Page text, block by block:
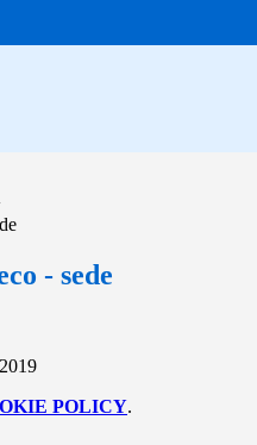
- sede
POLICY.